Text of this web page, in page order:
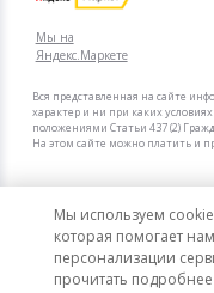
Мы используем
которая помогает
персонализации
прочитать
Мы на
Яндекс.Маркете
Вся представленная на сайте
характер и ни при каких
положениями Статьи 437 (2)
На этом сайте можно платить и
Мы в других городах
Санкт-Петербург
Москва
Интернет-гипермаркет